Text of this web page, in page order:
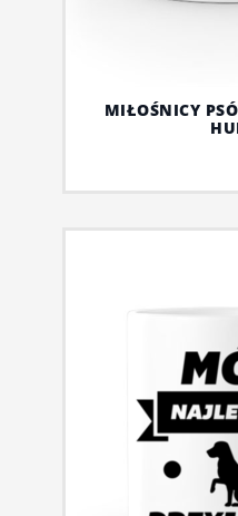
MIŁOŚNICY